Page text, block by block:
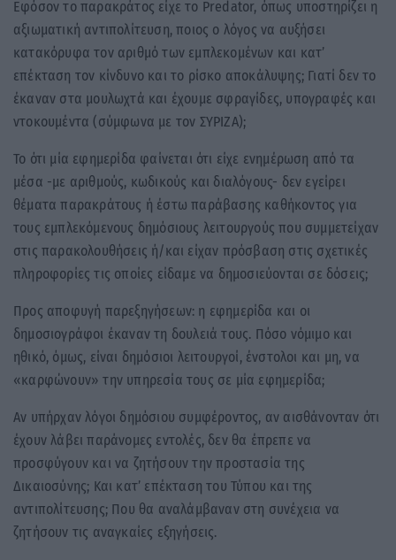
Εφόσον το παρακράτος είχε το Predator, όπως υποστηρίζει η
αξιωματική αντιπολίτευση, ποιος ο λόγος να αυξήσει
κατακόρυφα τον αριθμό των εμπλεκομένων και κατ’
επέκταση τον κίνδυνο και το ρίσκο αποκάλυψης; Γιατί δεν το
έκαναν στα μουλωχτά και έχουμε σφραγίδες, υπογραφές και
ντοκουμέντα (σύμφωνα με τον ΣΥΡΙΖΑ);
Το ότι μία εφημερίδα φαίνεται ότι είχε ενημέρωση από τα
μέσα -με αριθμούς, κωδικούς και διαλόγους- δεν εγείρει
θέματα παρακράτους ή έστω παράβασης καθήκοντος για
τους εμπλεκόμενους δημόσιους λειτουργούς που συμμετείχαν
στις παρακολουθήσεις ή/και είχαν πρόσβαση στις σχετικές
πληροφορίες τις οποίες είδαμε να δημοσιεύονται σε δόσεις;
Προς αποφυγή παρεξηγήσεων: η εφημερίδα και οι
δημοσιογράφοι έκαναν τη δουλειά τους. Πόσο νόμιμο και
ηθικό, όμως, είναι δημόσιοι λειτουργοί, ένστολοι και μη, να
«καρφώνουν» την υπηρεσία τους σε μία εφημερίδα;
Αν υπήρχαν λόγοι δημόσιου συμφέροντος, αν αισθάνονταν ότι
έχουν λάβει παράνομες εντολές, δεν θα έπρεπε να
προσφύγουν και να ζητήσουν την προστασία της
Δικαιοσύνης; Και κατ’ επέκταση του Τύπου και της
αντιπολίτευσης; Που θα αναλάμβαναν στη συνέχεια να
ζητήσουν τις αναγκαίες εξηγήσεις.